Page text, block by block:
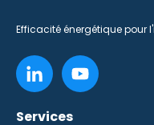
Efficacité énergétique pour
Services